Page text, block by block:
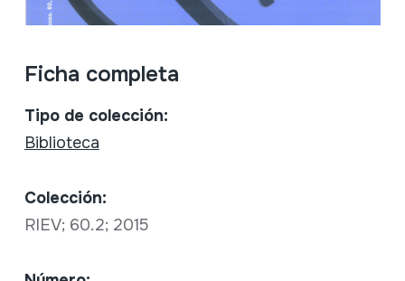
Ficha completa
Tipo de colección:
Biblioteca
Colección:
RIEV; 60.2; 2015